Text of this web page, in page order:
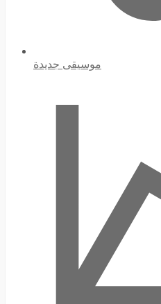
موسيقى جديدة